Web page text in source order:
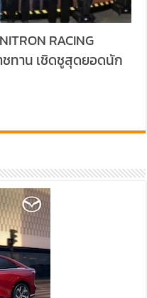
RACING
ชทาน เชิดชูสุดยอดนัก